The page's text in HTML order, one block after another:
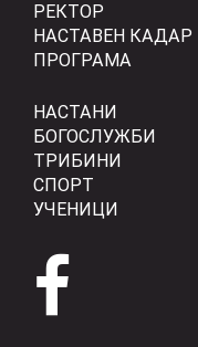
РЕКТОР
НАСТАВЕН КАДАР
ПРОГРАМА
НАСТАНИ
БОГОСЛУЖБИ
ТРИБИНИ
СПОРТ
УЧЕНИЦИ